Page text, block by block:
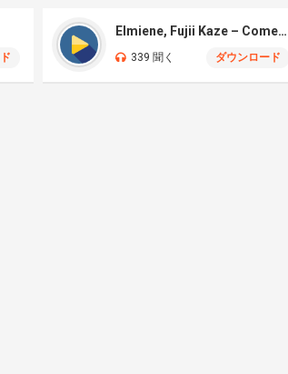
Elmiene, Fujii Kaze – Comets Gold
339 聞く ダウンロード